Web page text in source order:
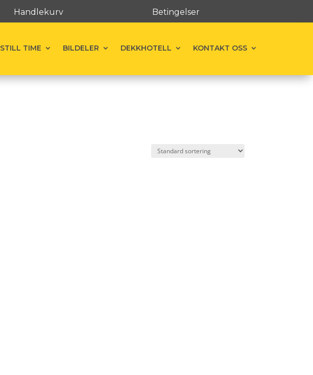
Handlekurv Betingelser
TIME BILDELER DEKKHOTELL KONTAKT OSS